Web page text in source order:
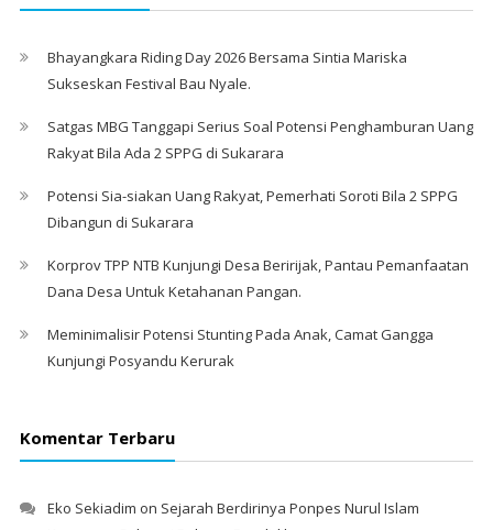
Bhayangkara Riding Day 2026 Bersama Sintia Mariska
Sukseskan Festival Bau Nyale. ‎
Satgas MBG Tanggapi Serius Soal Potensi Penghamburan Uang
Rakyat Bila Ada 2 SPPG di Sukarara
Potensi Sia-siakan Uang Rakyat, Pemerhati Soroti Bila 2 SPPG
Dibangun di Sukarara
Korprov TPP NTB Kunjungi Desa Beririjak, Pantau Pemanfaatan
Dana Desa Untuk Ketahanan Pangan.
Meminimalisir Potensi Stunting Pada Anak, Camat Gangga
Kunjungi Posyandu Kerurak
Komentar Terbaru
Eko Sekiadim on Sejarah Berdirinya Ponpes Nurul Islam